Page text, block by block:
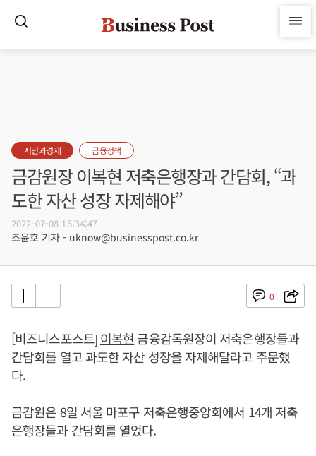
시민과경제 금융정책
금감원장 이복현 저축은행장과 간담회, “과
도한 자산 성장 자제해야”
2022-07-08 16:34:47
조윤호 기자 - uknow@businesspost.co.kr
0
[비즈니스포스트]이복현 금융감독원장이 저축은행장들과
간담회를 열고 과도한 자산 성장을 자제해달라고 주문했
다.
금감원은 8일 서울 마포구 저축은행중앙회에서 14개 저축
은행장들과 간담회를 열었다.